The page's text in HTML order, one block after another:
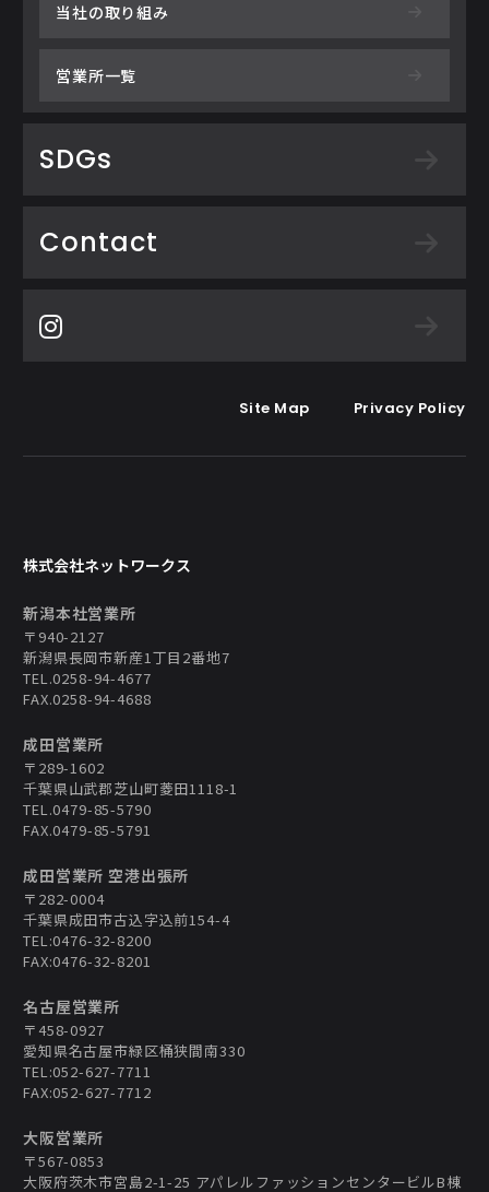
当社の取り組み
営業所一覧
SDGs
Contact
Site Map Privacy Policy
東日本物流サービス
株式会社ネットワークス
新潟本社営業所
〒940-2127
新潟県長岡市新産1丁目2番地7
TEL.0258-94-4677
FAX.0258-94-4688
成田営業所
〒289-1602
千葉県山武郡芝山町菱田1118-1
TEL.0479-85-5790
FAX.0479-85-5791
成田営業所 空港出張所
〒282-0004
千葉県成田市古込字込前154-4
TEL:0476-32-8200
FAX:0476-32-8201
名古屋営業所
〒458-0927
愛知県名古屋市緑区桶狭間南330
TEL:052-627-7711
FAX:052-627-7712
大阪営業所
〒567-0853
大阪府茨木市宮島2-1-25 アパレルファッションセンタービルB棟